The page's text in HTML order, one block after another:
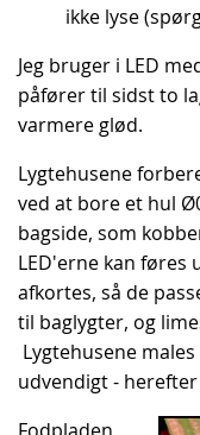
ikke lyse
Jeg bruger i LED
påfører til sidst to
varmere glød.
Lygtehusene
ved at bore et hul
bagside, som
LED'erne kan føres
afkortes, så de
til baglygter, og
Lygtehusene
udvendigt -